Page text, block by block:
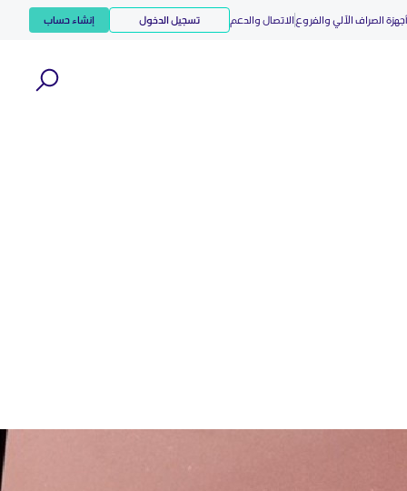
أجهزة الصراف الآلي والفروع الاتصال والدعم تسجيل الدخول إنشاء حساب